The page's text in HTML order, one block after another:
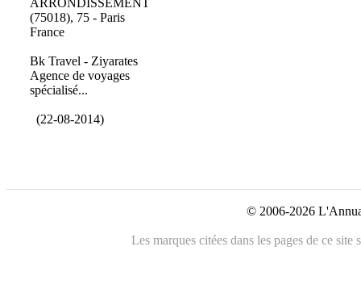
ARRONDISSEMENT
(75018), 75 - Paris
France
Bk Travel - Ziyarates
Agence de voyages
spécialisé...
(22-08-2014)
© 2006-2026
Les marques citées dans les pages de ce